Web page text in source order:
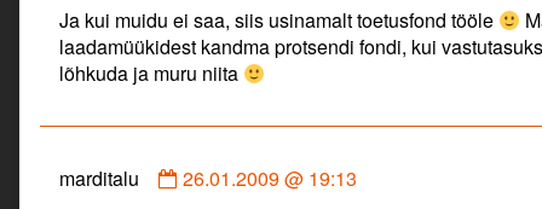
Ja kui muidu ei saa, siis usinamalt toetusfond tööle
laadamüükidest kandma protsendi fondi, kui
lõhkuda ja muru niita
marditalu
Comment
26.01.2009 @ 19:13